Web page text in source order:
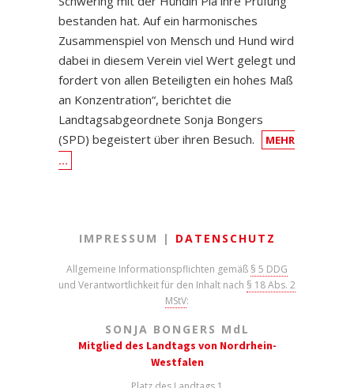
bestanden hat. Auf ein harmonisches
Zusammenspiel von Mensch und Hund wird
dabei in diesem Verein viel Wert gelegt und
fordert von allen Beteiligten ein hohes Maß
an Konzentration“, berichtet die
Landtagsabgeordnete Sonja Bongers
(SPD) begeistert über ihren Besuch.
MEHR
…
IMPRESSUM | DATENSCHUTZ
Allgemeine Informationspflichten gemäß § 5 DDG
und Verantwortlichkeit für den Inhalt nach § 18 Abs. 2
MStV:
SONJA BONGERS M d L
Mitglied des Landtags von Nordrhein-
Westfalen